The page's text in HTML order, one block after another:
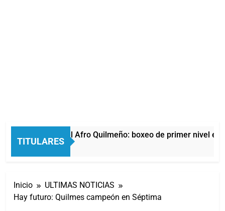
TITULARES
La noche del Afro Quilmeño: boxeo de primer nivel en
3 Horas Atrás
Inicio
ULTIMAS NOTICIAS
Hay futuro: Quilmes campeón en Séptima